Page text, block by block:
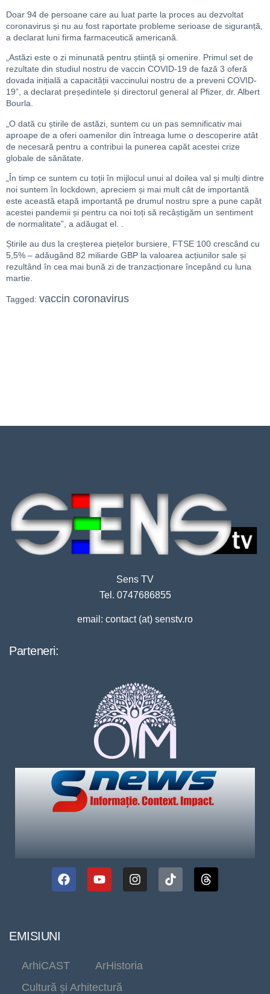
Doar 94 de persoane care au luat parte la proces au dezvoltat
coronavirus și nu au fost raportate probleme serioase de siguranță,
a declarat luni firma farmaceutică americană.
„Astăzi este o zi minunată pentru știință și omenire. Primul set de
rezultate din studiul nostru de vaccin COVID-19 de fază 3 oferă
dovada inițială a capacității vaccinului nostru de a preveni COVID-
19”, a declarat președintele și directorul general al Pfizer, dr. Albert
Bourla.
„O dată cu știrile de astăzi, suntem cu un pas semnificativ mai
aproape de a oferi oamenilor din întreaga lume o descoperire atât
de necesară pentru a contribui la punerea capăt acestei crize
globale de sănătate.
„În timp ce suntem cu toții în mijlocul unui al doilea val și mulți dintre
noi suntem în lockdown, apreciem și mai mult cât de importantă
este această etapă importantă pe drumul nostru spre a pune capăt
acestei pandemii și pentru ca noi toți să recâștigăm un sentiment
de normalitate”, a adăugat el. .
Știrile au dus la creșterea piețelor bursiere, FTSE 100 crescând cu
5,5% – adăugând 82 miliarde GBP la valoarea acțiunilor sale și
rezultând în cea mai bună zi de tranzacționare începând cu luna
martie.
Tagged: vaccin coronavirus
Sens TV
Tel. 0747686855
email: contact (at) senstv.ro
Parteneri:
EMISIUNI
ArhiCAST
ArHistoria
Cultură și Arhitectură